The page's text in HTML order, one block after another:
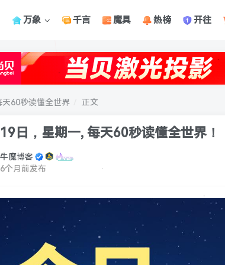
万象 千言 魔具 热榜 开往
天60秒读懂全世界 正文
日，星期一, 每天60秒读懂全世界！
牛魔博客
6个月前发布